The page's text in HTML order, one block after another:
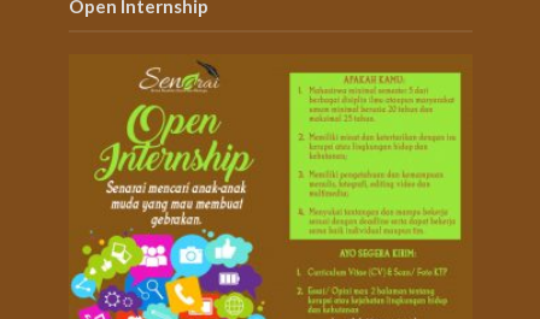
Open Internship